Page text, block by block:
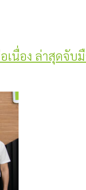
เนื่อง ล่าสุด